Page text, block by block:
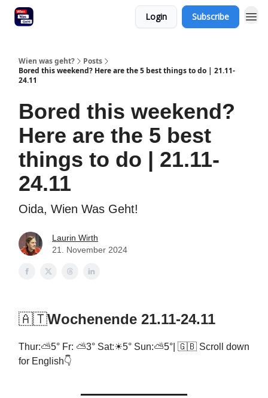
Login Subscribe
Wien was geht?
Posts
Bored this weekend? Here are the 5 best things to do | 21.11-
24.11
Bored this weekend?
Here are the 5 best
things to do | 21.11-
24.11
Oida, Wien Was Geht!
Laurin Wirth
21. November 2024
🇦🇹Wochenende 21.11-24.11
Thur:⛅5° Fr: ⛅3° Sat:☀5° Sun:⛅5°| 🇬🇧 Scroll down
for English👇